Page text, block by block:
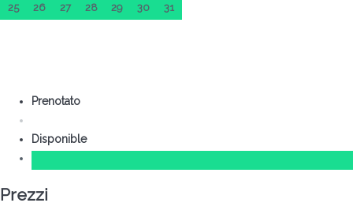
25 26 27 28 29 30 31
Prenotato
Disponible
Prezzi